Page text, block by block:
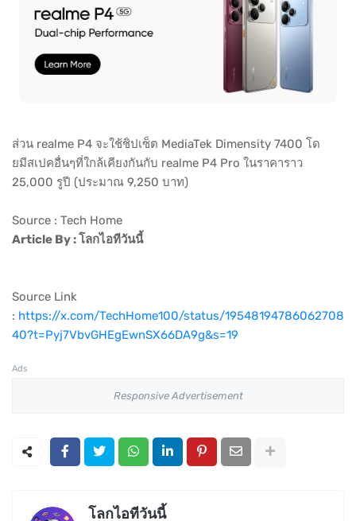
ส่วน realme P4 จะใช้ชิปเซ็ต MediaTek Dimensity 7400 โด
ยมีสเปคอื่นๆที่ใกล้เคียงกันกับ realme P4 Pro ในราคาราว
25,000 รูปี (ประมาณ 9,250 บาท)
Source : Tech Home
Article By : โลกไอทีวันนี้
Source Link
: https://x.com/TechHome100/status/19548194786062708
40?t=Pyj7VbvGHEgEwnSX66DA9g&s=19
Ads
Responsive Advertisement
โลกไอทีวันนี้